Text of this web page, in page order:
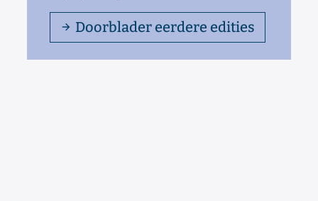
Doorblader eerdere edities